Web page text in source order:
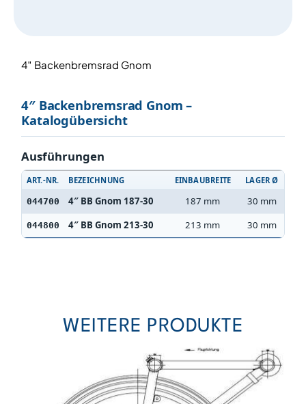
4″ Backenbremsrad Gnom
4″ Backenbremsrad Gnom –
Katalogübersicht
Ausführungen
ART.-NR. BEZEICHNUNG EINBAUBREITE LAGER Ø
044700 4″ BB Gnom 187-30 187 mm 30 mm
044800 4″ BB Gnom 213-30 213 mm 30 mm
WEITERE PRODUKTE